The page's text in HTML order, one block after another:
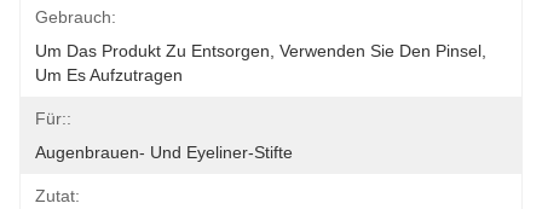
Gebrauch:
Um Das Produkt Zu Entsorgen, Verwenden Sie Den Pinsel,
Um Es Aufzutragen
Für::
Augenbrauen- Und Eyeliner-Stifte
Zutat: